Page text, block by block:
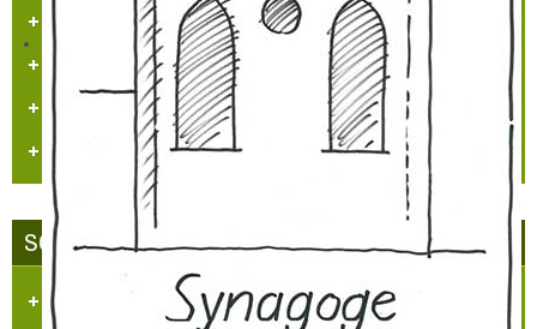
Kataster/Karten
Handel/Gewerbe
Vereine
Personennahverkehr
SCHLOSS-STADT HÜLCHRATH
Ansichten-Bilder-Filme